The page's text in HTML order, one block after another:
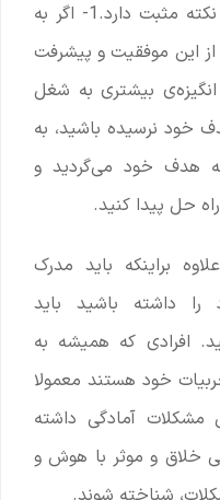
سرزدن به یادداشت‌های قبلی دو نکته مثبت دارد.1- اگر به
این موفقیت و پیشرفت
بیشتری به شغل
2- اگر به هدف خود نرسیده باشید، به
هدف خود می‌گردید و
حل پیدا کنید.
براینکه باید مدرک
داشته باشید باید
افرادی که همیشه به
خود هستند معمولا
مشکلات آمادگی داشته
خلاق و موثر با هوش و